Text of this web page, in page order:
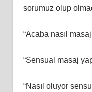
sorumuz olup
“Acaba nasıl
“Sensual masaj
“Nasıl oluyor